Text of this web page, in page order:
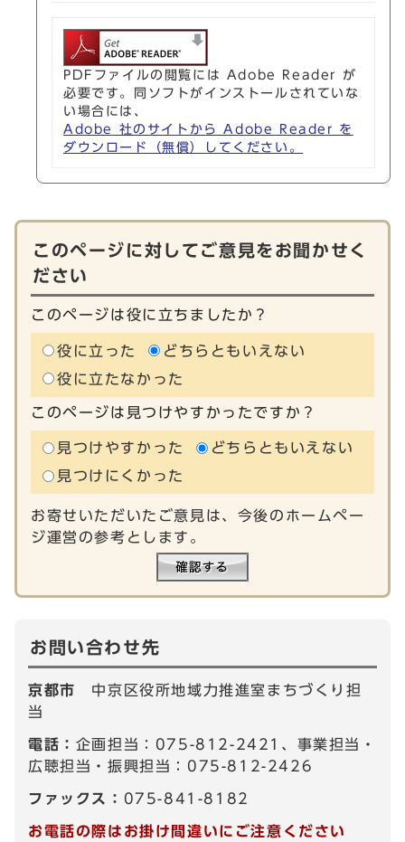
PDFファイルの閲覧には Adobe Reader が
必要です。同ソフトがインストールされていな
い場合には、
Adobe 社のサイトから Adobe Reader を
ダウンロード（無償）してください。
このページに対してご意見をお聞かせく
ださい
このページは役に立ちましたか？
役に立った
どちらともいえない
役に立たなかった
このページは見つけやすかったですか？
見つけやすかった
どちらともいえない
見つけにくかった
お寄せいただいたご意見は、今後のホームペー
ジ運営の参考とします。
お問い合わせ先
京都市 中京区役所地域力推進室まちづくり担
当
電話： 企画担当：075-812-2421、事業担当・
広聴担当・振興担当：075-812-2426
ファックス： 075-841-8182
お電話の際はお掛け間違いにご注意ください